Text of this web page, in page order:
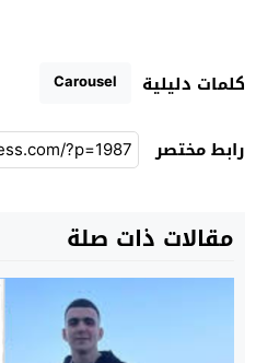
كلمات دليلية Carousel
رابط مختصر
مقالات ذات صلة